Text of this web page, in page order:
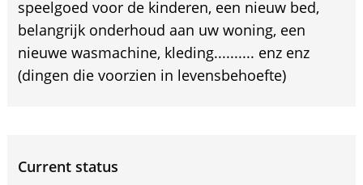
speelgoed voor de kinderen, een nieuw bed,
belangrijk onderhoud aan uw woning, een
nieuwe wasmachine, kleding.......... enz enz
(dingen die voorzien in levensbehoefte)
Current status